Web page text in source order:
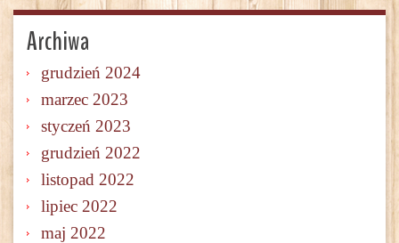
Archiwa
grudzień 2024
marzec 2023
styczeń 2023
grudzień 2022
listopad 2022
lipiec 2022
maj 2022